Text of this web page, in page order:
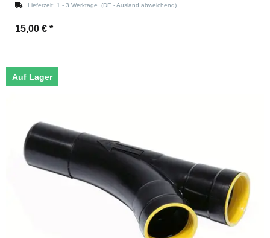
Lieferzeit: 1 - 3 Werktage (DE - Ausland abweichend)
15,00 € *
Auf Lager